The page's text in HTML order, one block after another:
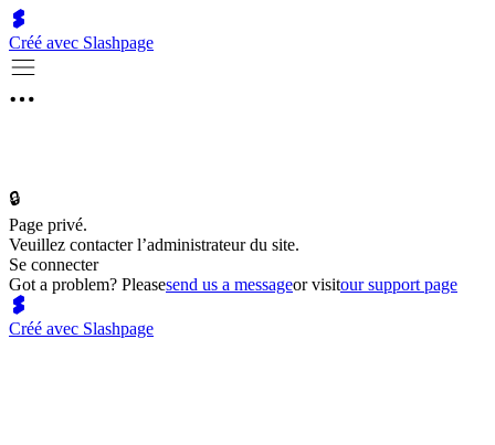
Créé avec Slashpage
🔒
Page privé.
Veuillez contacter l’administrateur du site.
Se connecter
Got a problem? Pleasesend us a messageor visitour support page
Créé avec Slashpage